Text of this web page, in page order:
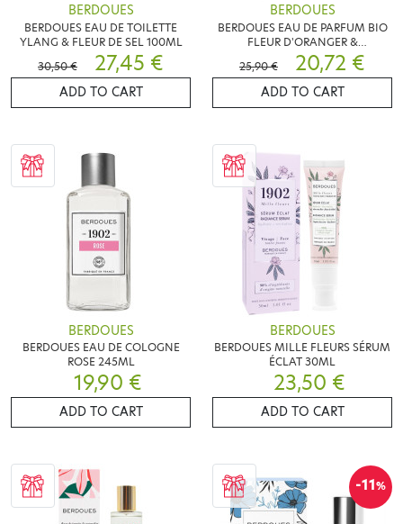
BERDOUES
BERDOUES EAU DE TOILETTE
YLANG & FLEUR DE SEL 100ML
30,50 €
27,45 €
ADD TO CART
BERDOUES
BERDOUES EAU DE PARFUM BIO
FLEUR D'ORANGER &
BERGAMOTE 50ML
25,90 € 20,72 €
ADD TO CART
BERDOUES
BERDOUES EAU DE COLOGNE
ROSE 245ML
19,90 €
ADD TO CART
BERDOUES
BERDOUES MILLE FLEURS SÉRUM
ÉCLAT 30ML
23,50 €
ADD TO CART
-11%